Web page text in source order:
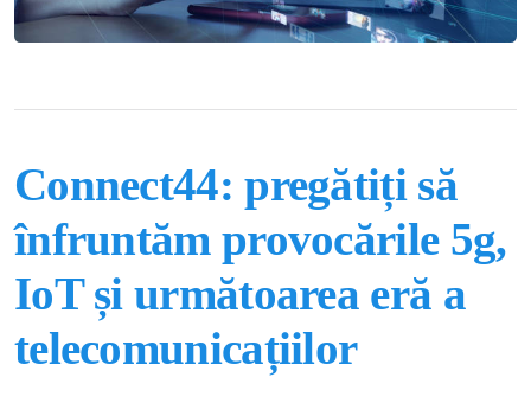
Connect44: pregătiți să
înfruntăm provocările 5g,
IoT și următoarea eră a
telecomunicațiilor